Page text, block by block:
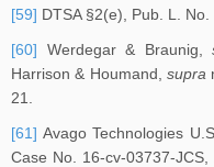
[59] DTSA §2(e), Pub. L.
[60] Werdegar & Braunig,
Harrison & Houmand, supra
21.
[61] Avago Technologies
Case No. 16-cv-03737-